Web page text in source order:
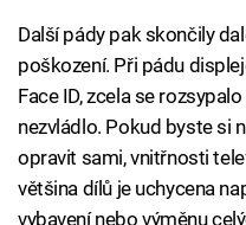
Další pády pak skončily
poškození. Při pádu
Face ID, zcela se
nezvládlo. Pokud byste si
opravit sami, vnitřnosti
většina dílů je uchycena
vybavení nebo výměnu